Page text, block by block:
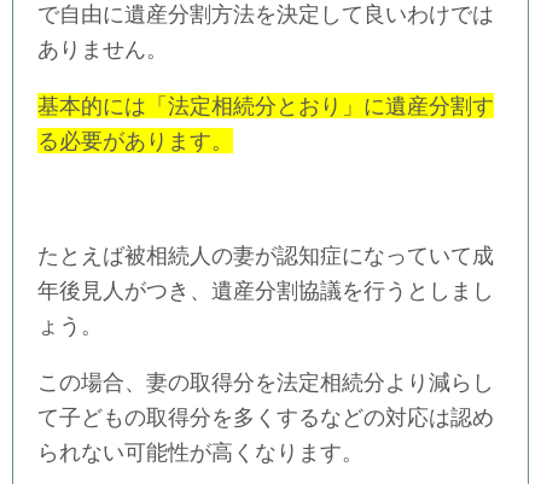
で自由に遺産分割方法を決定して良いわけでは
ありません。
基本的には「法定相続分とおり」に遺産分割す
る必要があります。
たとえば被相続人の妻が認知症になっていて成
年後見人がつき、遺産分割協議を行うとしまし
ょう。
この場合、妻の取得分を法定相続分より減らし
て子どもの取得分を多くするなどの対応は認め
られない可能性が高くなります。